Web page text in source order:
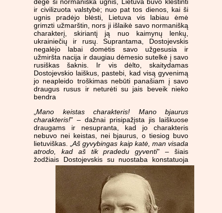
ir civilizuota valstybė; nuo pat tos dienos, kai ši
ugnis pradėjo blėsti, Lietuva vis labiau ėmė
grimzti užmarštin, nors ji išlaikė savo normanišką
charakterį, skiriantį ją nuo kaimynų lenkų,
ukrainiečių ir rusų. Suprantama, Dostojevskis
negalėjo labai domėtis savo užgesusia ir
užmiršta nacija ir daugiau dėmesio sutelkė į savo
rusiškas šaknis. Ir vis dėlto, skaitydamas
Dostojevskio laiškus, pastebi, kad visą gyvenimą
jo neapleido troškimas nebūti panašiam į savo
draugus rusus ir neturėti su jais beveik nieko
bendra
Mano keistas charakteris! Mano bjaurus
charakteris!" – dažnai prisipažįsta jis laiškuose
draugams ir nesupranta, kad jo charakteris
nebuvo nei keistas, nei bjaurus, o tiesiog buvo
lietuviškas. „Aš gyvybingas kaip katė, man visada
atrodo, kad aš tik pradedu gyventi" – šiais
žodžiais Dostojevskis su nuostaba konstatuoja